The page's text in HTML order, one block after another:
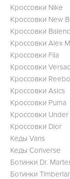
Кроссовки Nike
Кроссовки New
Кроссовки
Кроссовки Alex
Кроссовки Fila
Кроссовки
Кроссовки
Кроссовки Asics
Кроссовки Puma
Кроссовки
Кроссовки Dior
Кеды Vans
Кеды Converse
Ботинки Dr.
Ботинки